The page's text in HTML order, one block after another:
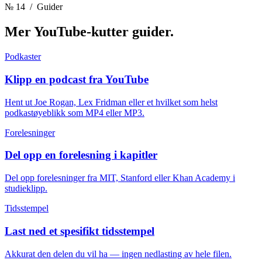
№ 14 / Guider
Mer YouTube-kutter guider.
Podkaster
Klipp en podcast fra YouTube
Hent ut Joe Rogan, Lex Fridman eller et hvilket som helst
podkastøyeblikk som MP4 eller MP3.
Forelesninger
Del opp en forelesning i kapitler
Del opp forelesninger fra MIT, Stanford eller Khan Academy i
studieklipp.
Tidsstempel
Last ned et spesifikt tidsstempel
Akkurat den delen du vil ha — ingen nedlasting av hele filen.